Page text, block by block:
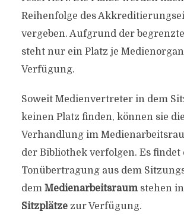
Reihenfolge des
vergeben. Aufgrund der
steht nur ein Platz je
Verfügung.
Soweit Medienvertreter in dem
keinen Platz finden, können sie
Verhandlung im
der Bibliothek verfolgen. Es findet
Tonübertragung aus dem
dem Medienarbeitsraum stehen
Sitzplätze zur Verfügung.